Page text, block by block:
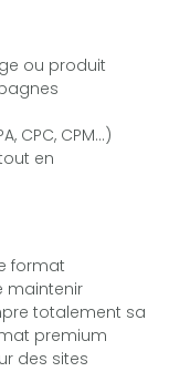
ou produit
CPC, CPM…)
en
format
maintenir
totalement sa
premium
des sites